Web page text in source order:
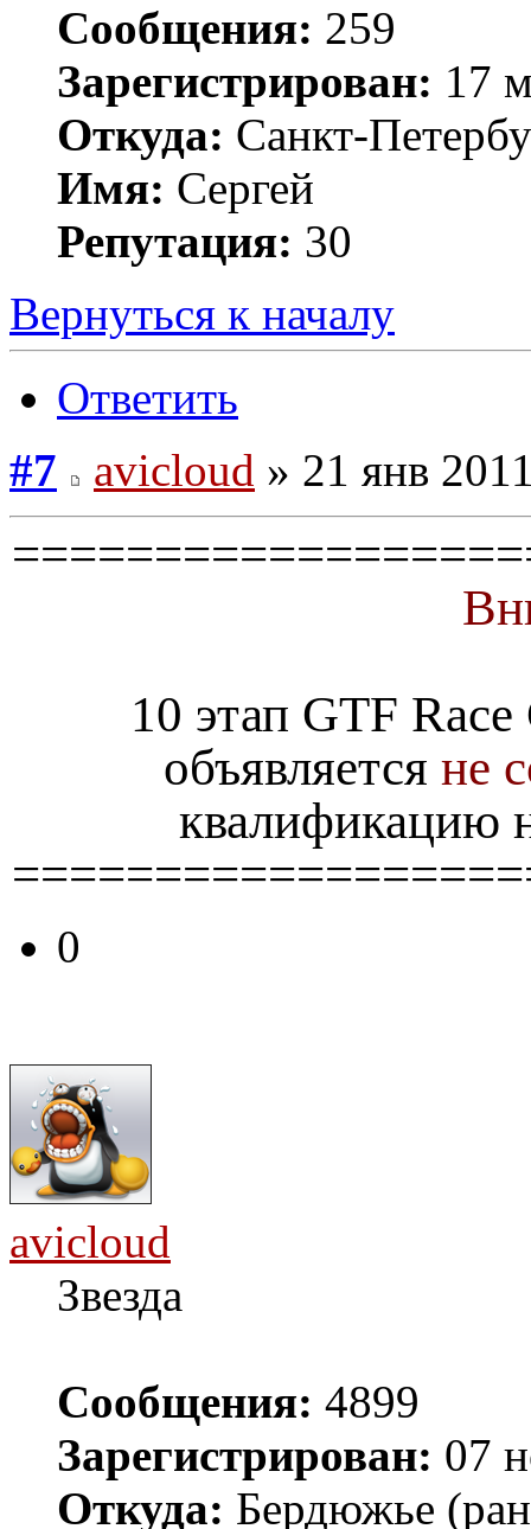
Сообщения: 259
Зарегистрирован: 17
Откуда: Санкт-
Имя: Сергей
Репутация: 30
Вернуться к началу
Ответить
#7
avicloud » 21 янв
10 этап GTF
объявляется не
квалификацию
0
avicloud
Звезда
Сообщения: 4899
Зарегистрирован: 07
Откуда: Бердюжье